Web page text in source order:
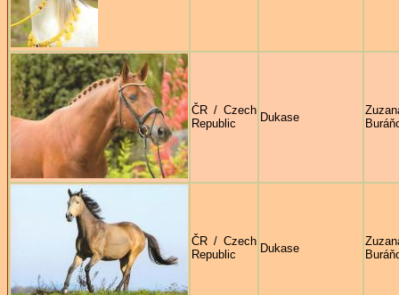
ČR / Czech
Republic
Dukase
ČR / Czech
Republic
Dukase